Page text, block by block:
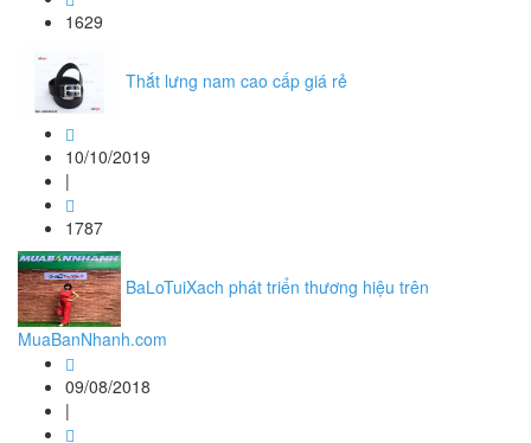
1629
Thắt lưng nam cao cấp giá rẻ
10/10/2019
|
1787
BaLoTuiXach phát triển thương hiệu trên
MuaBanNhanh.com
09/08/2018
|